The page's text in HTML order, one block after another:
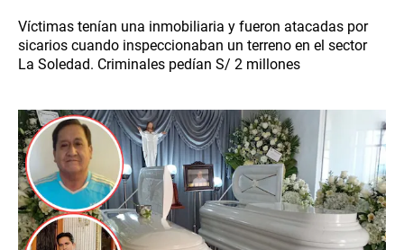
Víctimas tenían una inmobiliaria y fueron atacadas por
sicarios cuando inspeccionaban un terreno en el sector
La Soledad. Criminales pedían S/ 2 millones